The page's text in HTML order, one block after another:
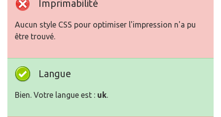
Imprimabilité
Aucun style CSS pour optimiser l'impression n'a pu
être trouvé.
Langue
Bien. Votre langue est : uk.